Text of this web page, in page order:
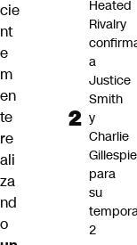
cie
nt
e
m
en
te
re
ali
za
nd
o
Heated
Rivalry
a
Justice
Smith
y
Charlie
Gillespie
para
su
2